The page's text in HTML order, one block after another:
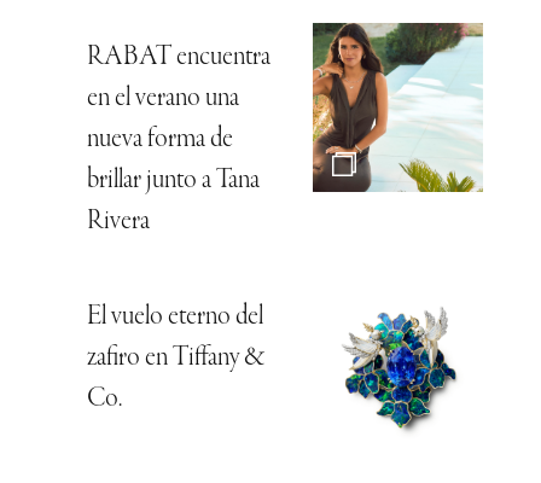
RABAT encuentra
en el verano una
nueva forma de
brillar junto a Tana
Rivera
El vuelo eterno del
zafiro en Tiffany &
Co.